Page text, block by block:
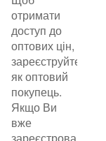
отримати
доступ до
оптових цін,
зареєструйтеся
як оптовий
покупець.
Якщо Ви
вже